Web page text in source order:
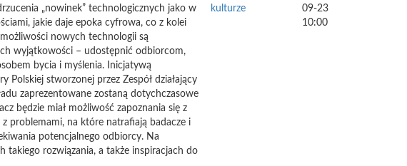
„nowinek” technologicznych jako w
jakie daje epoka cyfrowa, co z kolei
nowych technologii są
wyjątkowości – udostępnić odbiorcom,
bycia i myślenia. Inicjatywą
stworzonej przez Zespół działający
zaprezentowane zostaną dotychczasowe
będzie miał możliwość zapoznania się z
problemami, na które natrafiają badacze i
potencjalnego odbiorcy. Na
takiego rozwiązania, a także inspiracjach do
kulturze
09-23
10:00